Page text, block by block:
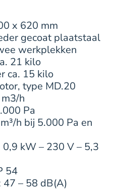
x 620 mm
gecoat plaatstaal
werkplekken
21 kilo
ca. 15 kilo
type MD.20
h
Pa
h bij 5.000 Pa en
kW – 230 V – 5,3
54
– 58 dB(A)